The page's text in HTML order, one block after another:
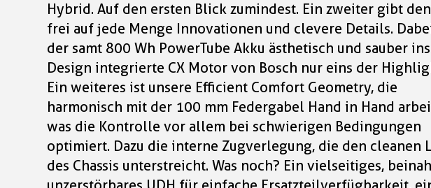
Hybrid. Auf den ersten Blick zumindest. Ein zweiter gibt
frei auf jede Menge Innovationen und clevere Details.
der samt 800 Wh PowerTube Akku ästhetisch und sauber ins
Design integrierte CX Motor von Bosch nur eins der
Ein weiteres ist unsere Efficient Comfort Geometry, die
harmonisch mit der 100 mm Federgabel Hand in Hand
was die Kontrolle vor allem bei schwierigen Bedingungen
optimiert. Dazu die interne Zugverlegung, die den cleanen
des Chassis unterstreicht. Was noch? Ein vielseitiges,